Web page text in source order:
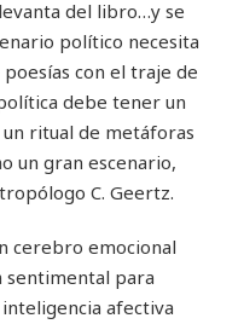
del libro…y se
político necesita
con el traje de
debe tener un
ritual de metáforas
un gran escenario,
C. Geertz.
cerebro emocional
sentimental para
afectiva